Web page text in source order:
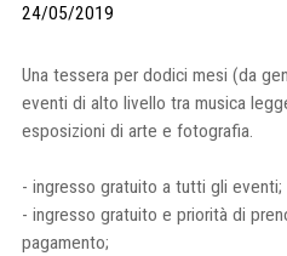
24/05/2019
Una tessera per dodici mesi (da
eventi di alto livello tra musica
esposizioni di arte e fotografia.
- ingresso gratuito a tutti gli eventi;
- ingresso gratuito e priorità di
pagamento;